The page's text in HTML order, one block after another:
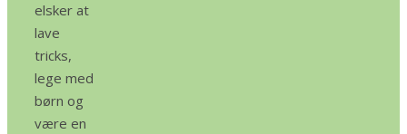
elsker at
lave
tricks,
lege med
børn og
være en